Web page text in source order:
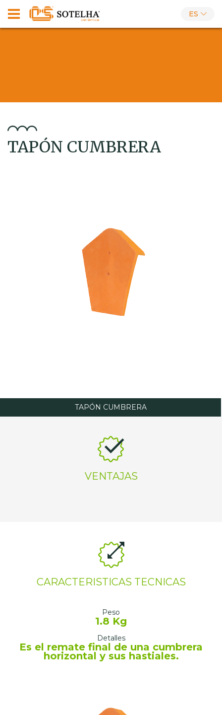
ES
TAPÓN CUMBRERA
TAPÓN CUMBRERA
VENTAJAS
CARACTERISTICAS TECNICAS
Peso
1.8 Kg
Detalles
Es el remate final de una cumbrera
horizontal y sus hastiales.